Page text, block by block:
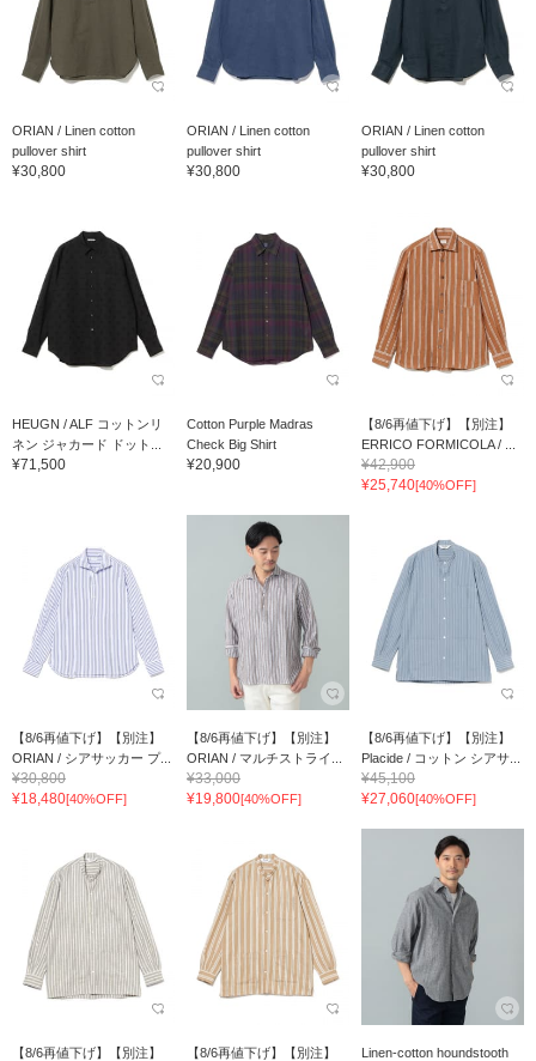
ORIAN / Linen cotton
pullover shirt
¥30,800
ORIAN / Linen cotton
pullover shirt
¥30,800
ORIAN / Linen cotton
pullover shirt
¥30,800
HEUGN / ALF コットンリ
ネン ジャカード ドット...
¥71,500
Cotton Purple Madras
Check Big Shirt
¥20,900
【8/6再値下げ】【別注】
ERRICO FORMICOLA / ...
¥42,900
¥25,740[40%OFF]
【8/6再値下げ】【別注】
ORIAN / シアサッカー プ...
¥30,800
¥18,480[40%OFF]
【8/6再値下げ】【別注】
ORIAN / マルチストライ...
¥33,000
¥19,800[40%OFF]
【8/6再値下げ】【別注】
Placide / コットン シアサ...
¥45,100
¥27,060[40%OFF]
【8/6再値下げ】【別注】
【8/6再値下げ】【別注】
Linen-cotton houndstooth